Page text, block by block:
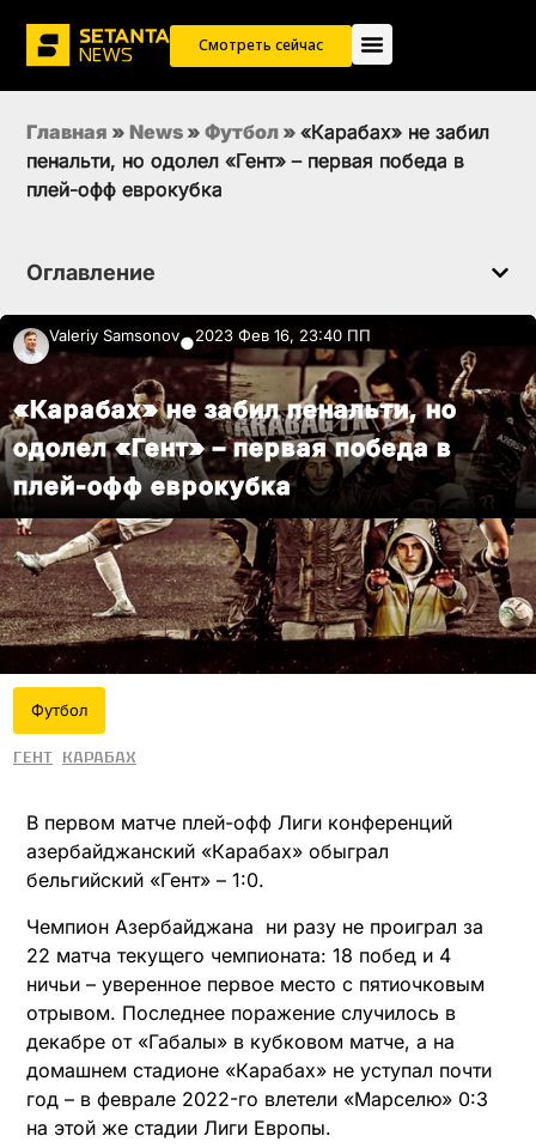
Смотреть сейчас
Главная » News » Футбол » «Карабах» не забил
пенальти, но одолел «Гент» – первая победа в
плей-офф еврокубка
Оглавление
Valeriy Samsonov●2023 Фев 16, 23:40 ПП
«Карабах» не забил пенальти, но
одолел «Гент» – первая победа в
плей-офф еврокубка
Футбол
Гент Карабах
В первом матче плей-офф Лиги конференций
азербайджанский «Карабах» обыграл
бельгийский «Гент» – 1:0.
Чемпион Азербайджана ни разу не проиграл за
22 матча текущего чемпионата: 18 побед и 4
ничьи – уверенное первое место с пятиочковым
отрывом. Последнее поражение случилось в
декабре от «Габалы» в кубковом матче, а на
домашнем стадионе «Карабах» не уступал почти
год – в феврале 2022-го влетели «Марселю» 0:3
на этой же стадии Лиги Европы.